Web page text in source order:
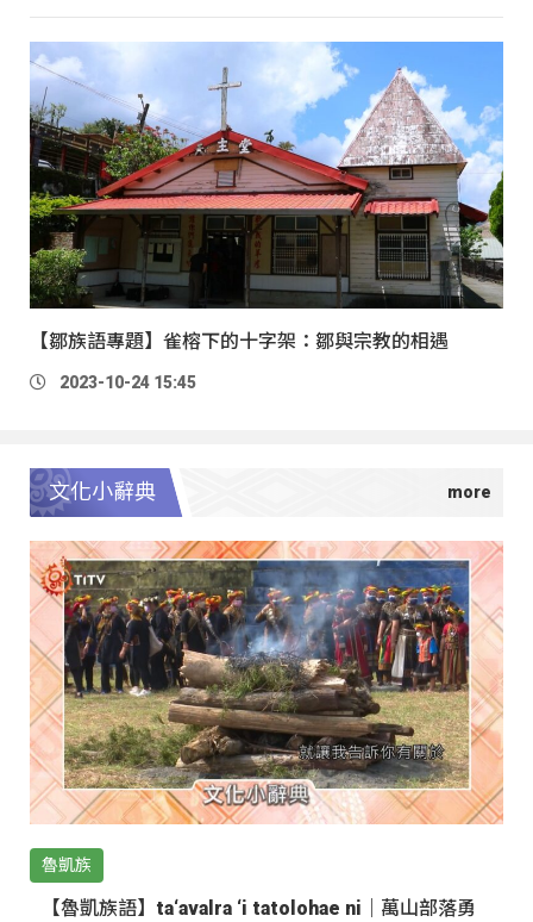
【鄒族語專題】雀榕下的十字架：鄒與宗教的相遇
2023-10-24 15:45
文化小辭典
魯凱族
【魯凱族語】ta‘avalra ‘i tatolohae ni｜萬山部落勇